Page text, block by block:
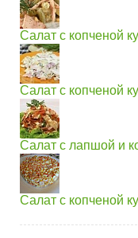
Салат с копченой
Салат с копченой
Салат с лапшой и
Салат с копченой